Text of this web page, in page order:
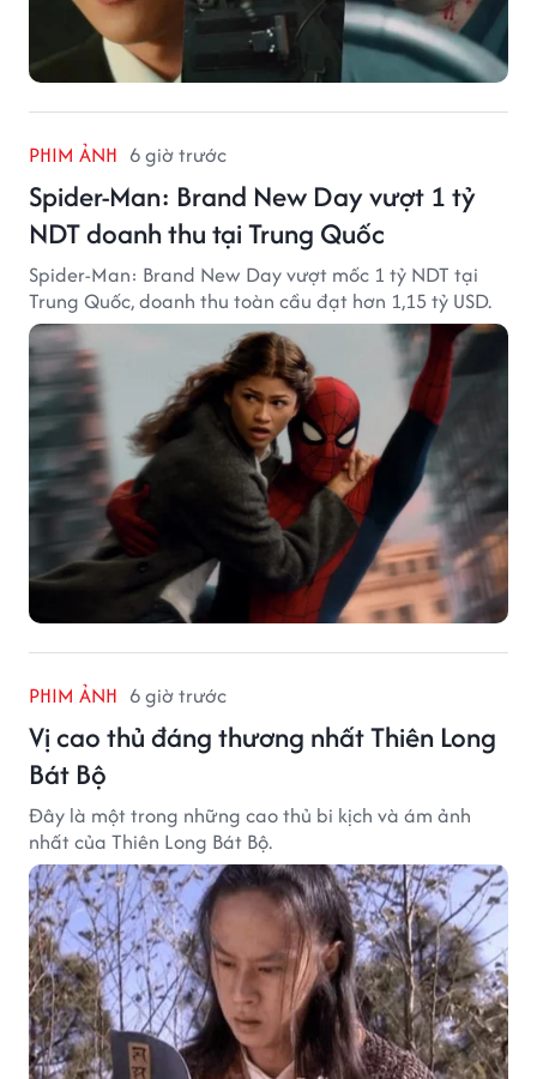
PHIM ẢNH 6 giờ trước
Spider-Man: Brand New Day vượt 1 tỷ
NDT doanh thu tại Trung Quốc
Spider-Man: Brand New Day vượt mốc 1 tỷ NDT tại
Trung Quốc, doanh thu toàn cầu đạt hơn 1,15 tỷ USD.
PHIM ẢNH 6 giờ trước
Vị cao thủ đáng thương nhất Thiên Long
Bát Bộ
Đây là một trong những cao thủ bi kịch và ám ảnh
nhất của Thiên Long Bát Bộ.